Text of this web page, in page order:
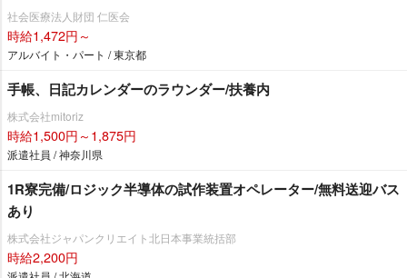
社会医療法人財団 仁医会
時給1,472円～
アルバイト・パート / 東京都
手帳、日記カレンダーのラウンダー/扶養内
株式会社mitoriz
時給1,500円～1,875円
派遣社員 / 神奈川県
1R寮完備/ロジック半導体の試作装置オペレーター/無料送迎バス
あり
株式会社ジャパンクリエイト北日本事業統括部
時給2,200円